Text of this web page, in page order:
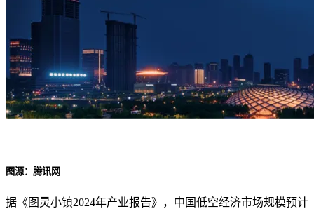
图源：腾讯网
据《图灵小镇2024年产业报告》，中国低空经济市场规模预计